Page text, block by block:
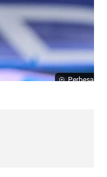
Perbesar